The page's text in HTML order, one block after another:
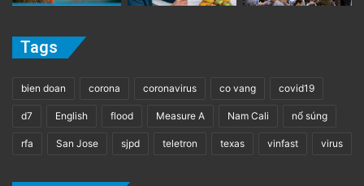
Tags
bien doan corona coronavirus co vang covid19
d7 English flood Measure A Nam Cali nổ súng
rfa San Jose sjpd teletron texas vinfast virus